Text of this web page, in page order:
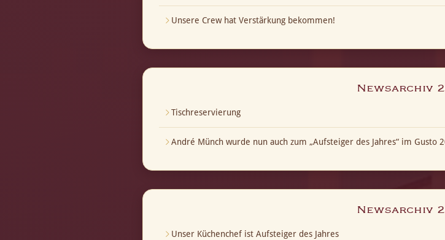
Unsere Crew hat Verstärkung bekommen!
Newsarchiv
Tischreservierung
André Münch wurde nun auch zum „Aufsteiger des Jahres“ im Gusto
Newsarchiv
Unser Küchenchef ist Aufsteiger des Jahres